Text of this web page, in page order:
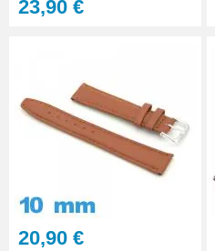
23,90 €
20,90 €